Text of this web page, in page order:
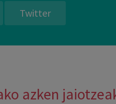
Twitter
azken